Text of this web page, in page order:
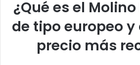
¿Qué es el
de tipo europeo y
precio más